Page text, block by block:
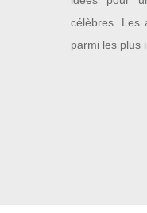
célèbres. Les
parmi les plus